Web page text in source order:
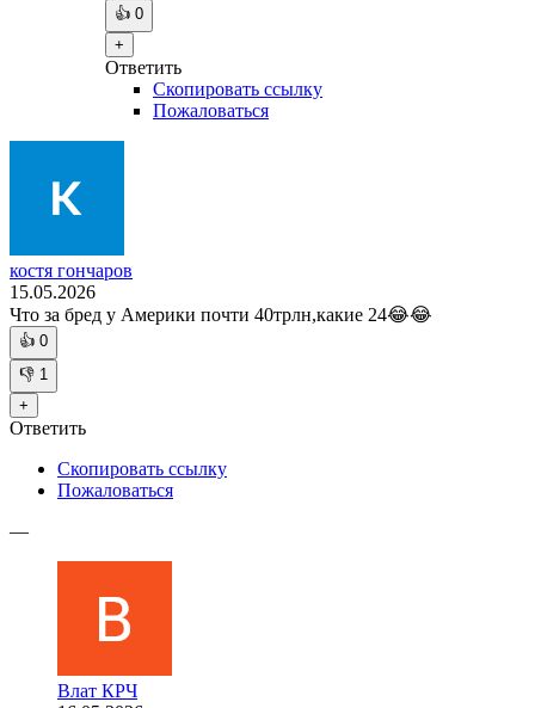
👍 0
+
Ответить
Скопировать ссылку
Пожаловаться
костя гончаров
15.05.2026
Что за бред у Америки почти 40трлн,какие 24😂😂
👍 0
👎 1
+
Ответить
Скопировать ссылку
Пожаловаться
—
Влат КРЧ